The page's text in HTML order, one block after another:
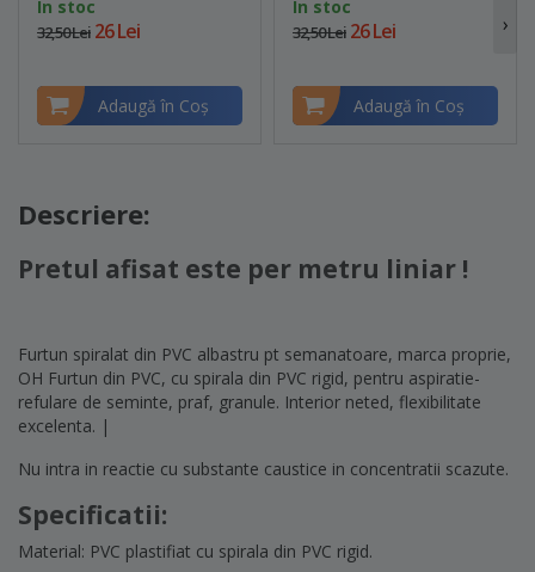
›
In stoc
32,50 Lei 26 Lei
Adaugă în Coş
In stoc
32,50 Lei 26 Lei
Adaugă în Coş
Descriere:
Pretul afisat este per metru liniar !
Furtun spiralat din PVC albastru pt semanatoare, marca proprie,
OH Furtun din PVC, cu spirala din PVC rigid, pentru aspiratie-
refulare de seminte, praf, granule. Interior neted, flexibilitate
excelenta. |
Nu intra in reactie cu substante caustice in concentratii scazute.
Specificatii:
Material: PVC plastifiat cu spirala din PVC rigid.